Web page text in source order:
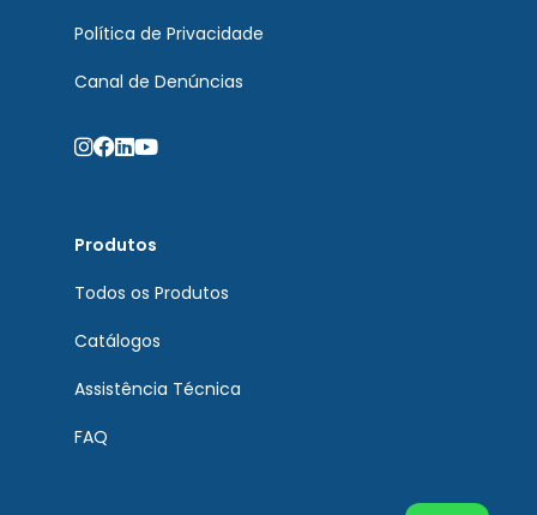
Política de Privacidade
Canal de Denúncias
Produtos
Todos os Produtos
Catálogos
Assistência Técnica
FAQ